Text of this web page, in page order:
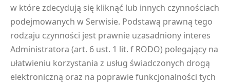
w które zdecydują się kliknąć lub innych czynnościach
podejmowanych w Serwisie. Podstawą prawną tego
rodzaju czynności jest prawnie uzasadniony interes
Administratora (art. 6 ust. 1 lit. f RODO) polegający na
ułatwieniu korzystania z usług świadczonych drogą
elektroniczną oraz na poprawie funkcjonalności tych